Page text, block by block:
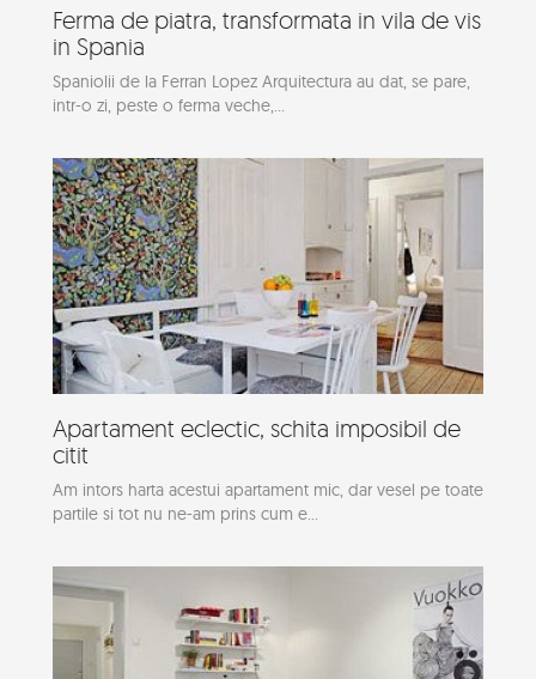
Ferma de piatra, transformata in vila de vis
in Spania
Spaniolii de la Ferran Lopez Arquitectura au dat, se pare,
intr-o zi, peste o ferma veche,...
Apartament eclectic, schita imposibil de
citit
Am intors harta acestui apartament mic, dar vesel pe toate
partile si tot nu ne-am prins cum e...